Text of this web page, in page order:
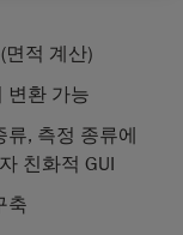
면적 계산)
변환 가능
, 측정 종류에
친화적 GUI
축